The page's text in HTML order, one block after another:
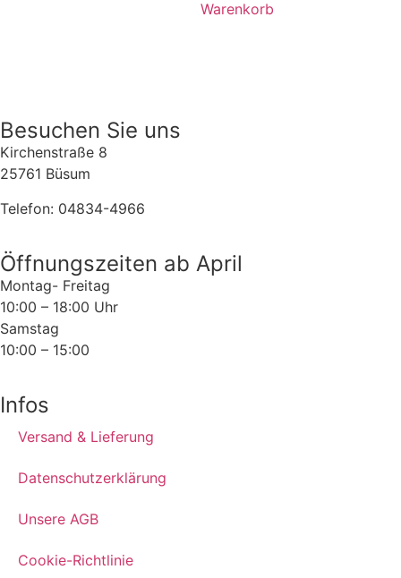
Warenkorb
Besuchen Sie uns
Kirchenstraße 8
25761 Büsum
Telefon: 04834-4966
Öffnungszeiten ab April
Montag- Freitag
10:00 – 18:00 Uhr
Samstag
10:00 – 15:00
Infos
Versand & Lieferung
Datenschutzerklärung
Unsere AGB
Cookie-Richtlinie